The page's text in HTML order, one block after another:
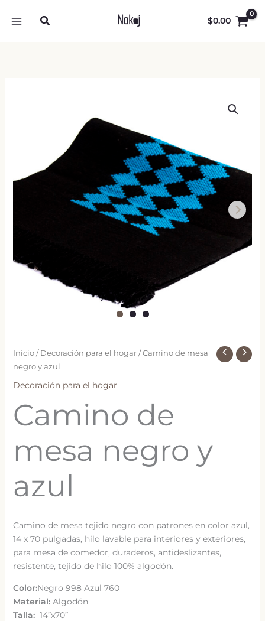
$0.00
Inicio/ Decoración para el hogar/ Camino de mesa
negro y azul
Decoración para el hogar
Camino de
mesa negro y
azul
Camino de mesa tejido negro con patrones en color azul,
14 x 70 pulgadas, hilo lavable para interiores y exteriores,
para mesa de comedor, duraderos, antideslizantes,
resistente, tejido de hilo 100% algodón.
Color:Negro 998 Azul 760
Material: Algodón
Talla: 14”x70”